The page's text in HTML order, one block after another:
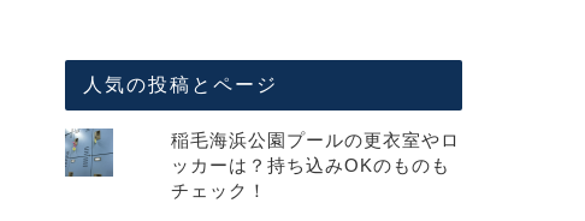
人気の投稿とページ
稲毛海浜公園プールの更衣室やロ
ッカーは？持ち込みOKのものも
チェック！